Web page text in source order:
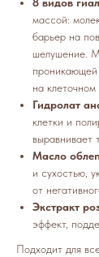
8 видов
массой:
барьер на
шелушение.
на клеточном
Гидролат
клетки и
выравнивает
Масло
и сухостью,
от
Экстракт
эффект,
Подходит для